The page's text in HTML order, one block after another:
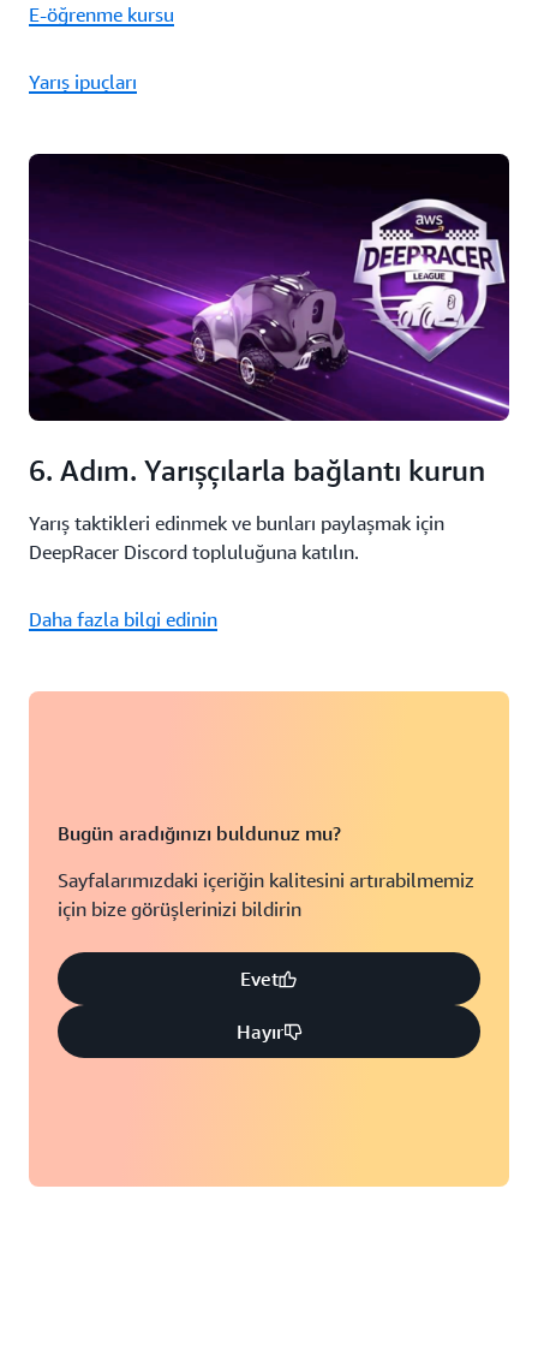
E-öğrenme kursu
Yarış ipuçları
6. Adım. Yarışçılarla bağlantı kurun
Yarış taktikleri edinmek ve bunları paylaşmak için
DeepRacer Discord topluluğuna katılın.
Daha fazla bilgi edinin
Bugün aradığınızı buldunuz mu?
Sayfalarımızdaki içeriğin kalitesini artırabilmemiz
için bize görüşlerinizi bildirin
Evet
Hayır